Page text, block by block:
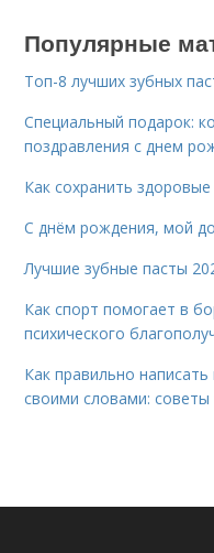
Популярные
Топ-8 лучших зубных
Специальный подарок:
поздравления с днем
Как сохранить
С днём рождения, мой
Лучшие зубные пасты
Как спорт помогает в
психического
Как правильно
своими словами: